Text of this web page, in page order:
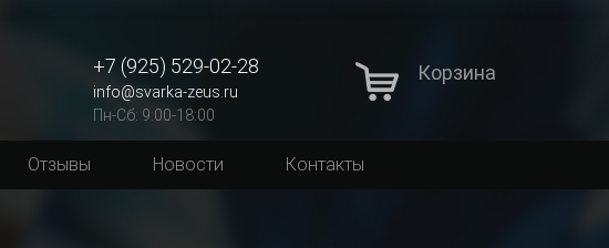
+7 (925) 529-02-28
info@svarka-zeus.ru
Пн-Сб: 9:00-18:00
Корзина
Отзывы Новости Контакты